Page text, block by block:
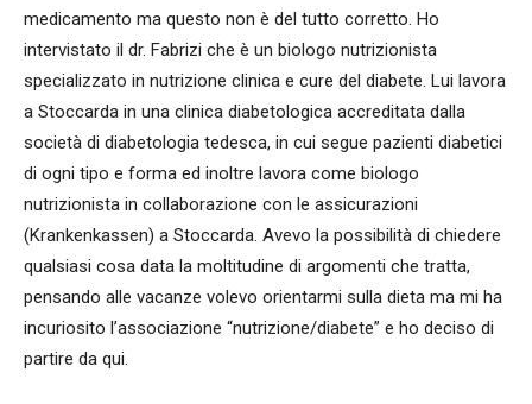
medicamento ma questo non è del tutto corretto. Ho
intervistato il dr. Fabrizi che è un biologo nutrizionista
specializzato in nutrizione clinica e cure del diabete. Lui lavora
a Stoccarda in una clinica diabetologica accreditata dalla
società di diabetologia tedesca, in cui segue pazienti diabetici
di ogni tipo e forma ed inoltre lavora come biologo
nutrizionista in collaborazione con le assicurazioni
(Krankenkassen) a Stoccarda. Avevo la possibilità di chiedere
qualsiasi cosa data la moltitudine di argomenti che tratta,
pensando alle vacanze volevo orientarmi sulla dieta ma mi ha
incuriosito l’associazione “nutrizione/diabete” e ho deciso di
partire da qui.